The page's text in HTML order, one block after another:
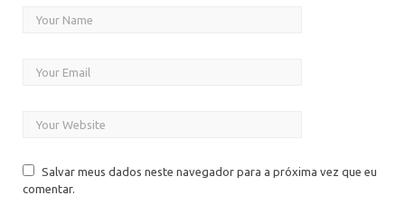
Salvar meus dados neste navegador para a próxima vez que eu
comentar.